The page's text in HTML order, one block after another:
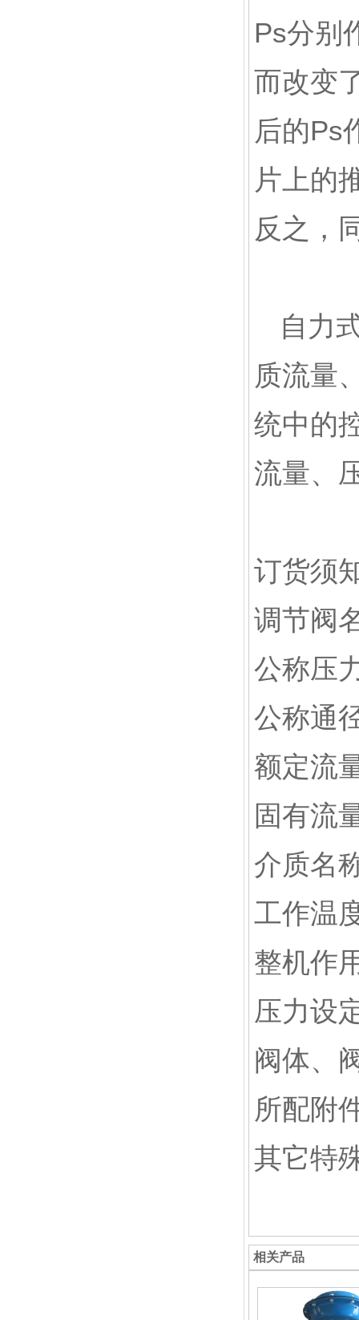
Ps分别
而改变
后的Ps
片上的
反之
自力
质流量
统中的
流量、
订货须
调节阀
公称压
公称通
额定流
固有流
介质名
工作温
整机作
压力设
阀体、
所配附
其它特
相关产品